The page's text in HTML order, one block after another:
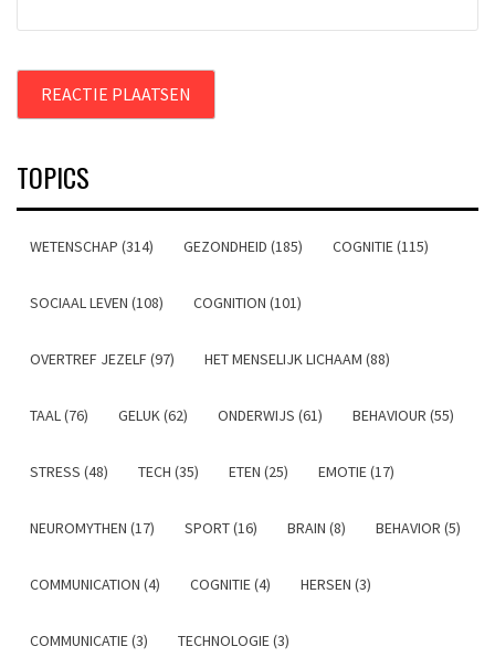
TOPICS
WETENSCHAP (314) GEZONDHEID (185) COGNITIE (115)
SOCIAAL LEVEN (108) COGNITION (101)
OVERTREF JEZELF (97) HET MENSELIJK LICHAAM (88)
TAAL (76) GELUK (62) ONDERWIJS (61) BEHAVIOUR (55)
STRESS (48) TECH (35) ETEN (25) EMOTIE (17)
NEUROMYTHEN (17) SPORT (16) BRAIN (8) BEHAVIOR (5)
COMMUNICATION (4) COGNITIE (4) HERSEN (3)
COMMUNICATIE (3) TECHNOLOGIE (3)